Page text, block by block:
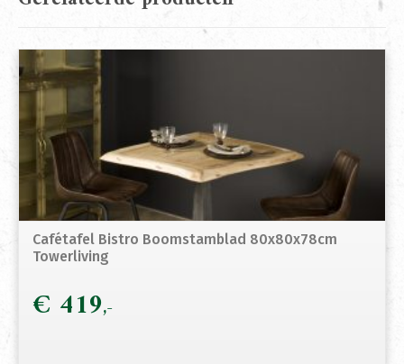
Cafétafel Bistro Boomstamblad 80x80x78cm
Towerliving
€ 419